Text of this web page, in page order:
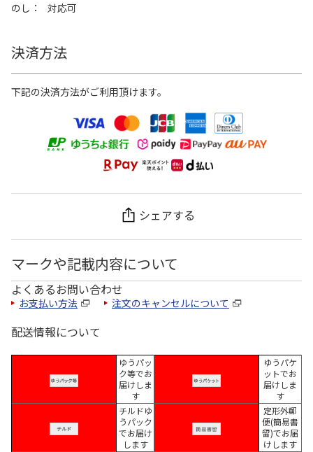
のし
対応可
決済方法
下記の決済方法がご利用頂けます。
シェアする
マークや記載内容について
よくあるお問い合わせ
お支払い方法 注文のキャンセルについて
配送情報について
ゆうパッ
ク等でお
届けしま
す
ゆうパケ
ットでお
届けしま
す
チルドゆ
うパック
でお届け
します
定形外郵
便(簡易書
留)でお届
けします